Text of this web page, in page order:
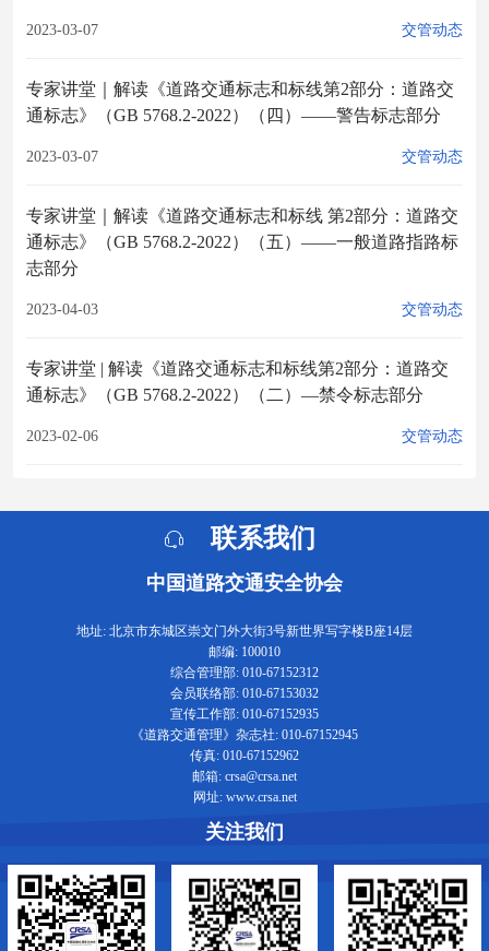
2023-03-07 交管动态
专家讲堂｜解读《道路交通标志和标线第2部分：道路交
通标志》（GB 5768.2-2022）（四）——警告标志部分
2023-03-07 交管动态
专家讲堂｜解读《道路交通标志和标线 第2部分：道路交
通标志》（GB 5768.2-2022）（五）——一般道路指路标
志部分
2023-04-03 交管动态
专家讲堂 | 解读《道路交通标志和标线第2部分：道路交
通标志》（GB 5768.2-2022）（二）—禁令标志部分
2023-02-06 交管动态
联系我们
中国道路交通安全协会
地址: 北京市东城区崇文门外大街3号新世界写字楼B座14层
邮编: 100010
综合管理部: 010-67152312
会员联络部: 010-67153032
宣传工作部: 010-67152935
《道路交通管理》杂志社: 010-67152945
传真: 010-67152962
邮箱: crsa@crsa.net
网址: www.crsa.net
关注我们